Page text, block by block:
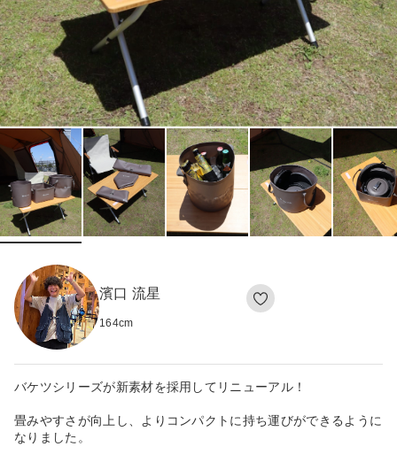
濱口 流星
164cm
バケツシリーズが新素材を採用してリニューアル！
畳みやすさが向上し、よりコンパクトに持ち運びができるように
なりました。